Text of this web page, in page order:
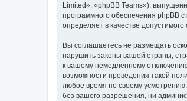
Limited», «phpBB Teams»),
программного обеспечения phpBB
определяет в качестве
Вы соглашаетесь не размещать
нарушить законы вашей страны,
к вашему немедленному
возможности проведения такой
любое время по своему
без вашего разрешения, ни